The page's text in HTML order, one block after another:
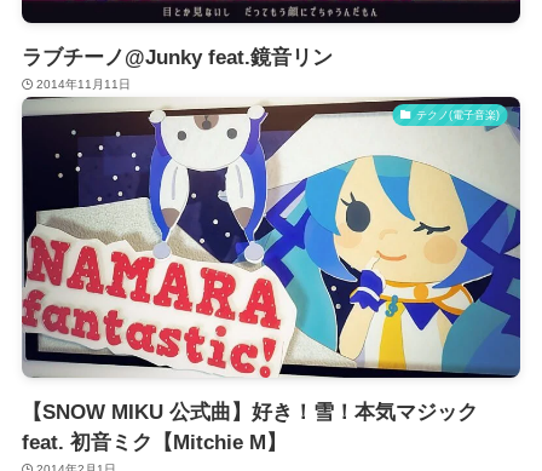
ラブチーノ@Junky feat.鏡音リン
2014年11月11日
テクノ(電子音楽)
【SNOW MIKU 公式曲】好き！雪！本気マジック
feat. 初音ミク【Mitchie M】